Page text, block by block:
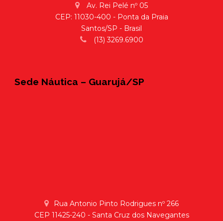
Av. Rei Pelé nº 05
CEP: 11030-400 - Ponta da Praia
Santos/SP - Brasil
(13) 3269.6900
Sede Náutica – Guarujá/SP
Rua Antonio Pinto Rodrigues nº 266
CEP 11425-240 - Santa Cruz dos Navegantes